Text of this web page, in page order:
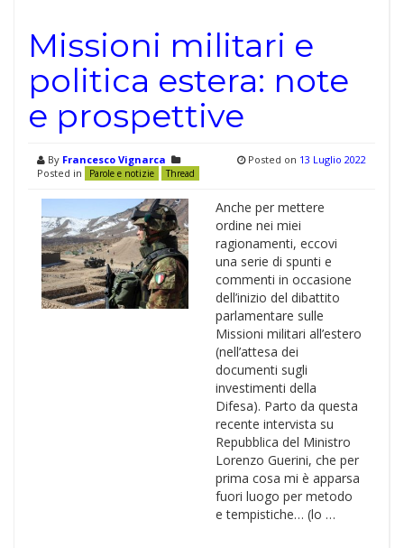
Missioni militari e
politica estera: note
e prospettive
By Francesco Vignarca
Posted in
Parole e notizie Thread
Posted on 13 Luglio 2022
Anche per mettere
ordine nei miei
ragionamenti, eccovi
una serie di spunti e
commenti in occasione
dell’inizio del dibattito
parlamentare sulle
Missioni militari all’estero
(nell’attesa dei
documenti sugli
investimenti della
Difesa). Parto da questa
recente intervista su
Repubblica del Ministro
Lorenzo Guerini, che per
prima cosa mi è apparsa
fuori luogo per metodo
e tempistiche… (lo …